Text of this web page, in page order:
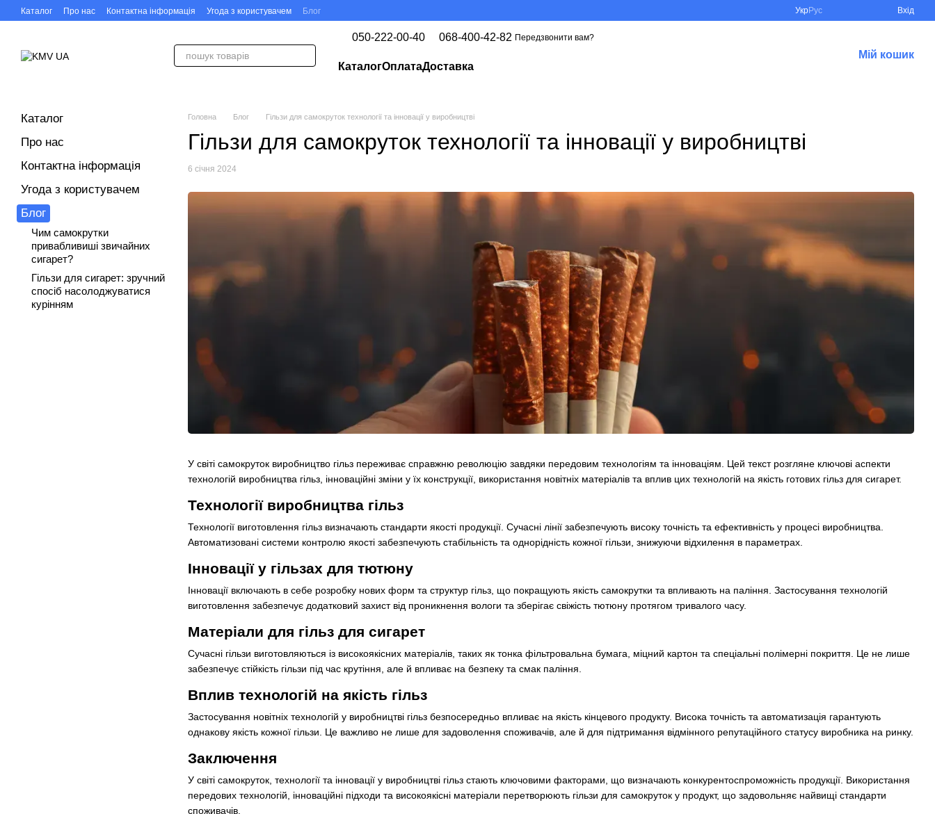
Перейти до основного контенту
Каталог Про нас Контактна інформація Угода з користувачем Блог УкрРус Вхід
050-222-00-40 068-400-42-82 Передзвонити вам?
КаталогОплатаДоставка
Мій кошик
Головна Блог Гільзи для самокруток технології та інновації у виробництві
Гільзи для самокруток технології та інновації у виробництві
6 січня 2024
У світі самокруток виробництво гільз переживає справжню революцію завдяки передовим технологіям та інноваціям. Цей текст розгляне ключові аспекти
технологій виробництва гільз, інноваційні зміни у їх конструкції, використання новітніх матеріалів та вплив цих технологій на якість готових гільз для сигарет.
Технології виробництва гільз
Технології виготовлення гільз визначають стандарти якості продукції. Сучасні лінії забезпечують високу точність та ефективність у процесі виробництва.
Автоматизовані системи контролю якості забезпечують стабільність та однорідність кожної гільзи, знижуючи відхилення в параметрах.
Інновації у гільзах для тютюну
Інновації включають в себе розробку нових форм та структур гільз, що покращують якість самокрутки та впливають на паління. Застосування технологій
виготовлення забезпечує додатковий захист від проникнення вологи та зберігає свіжість тютюну протягом тривалого часу.
Матеріали для гільз для сигарет
Сучасні гільзи виготовляються із високоякісних матеріалів, таких як тонка фільтровальна бумага, міцний картон та спеціальні полімерні покриття. Це не лише
забезпечує стійкість гільзи під час крутіння, але й впливає на безпеку та смак паління.
Вплив технологій на якість гільз
Застосування новітніх технологій у виробництві гільз безпосередньо впливає на якість кінцевого продукту. Висока точність та автоматизація гарантують
однакову якість кожної гільзи. Це важливо не лише для задоволення споживачів, але й для підтримання відмінного репутаційного статусу виробника на ринку.
Заключення
У світі самокруток, технології та інновації у виробництві гільз стають ключовими факторами, що визначають конкурентоспроможність продукції. Використання
передових технологій, інноваційні підходи та високоякісні матеріали перетворюють гільзи для самокруток у продукт, що задовольняє найвищі стандарти
споживачів.
Каталог
Про нас
Контактна інформація
Угода з користувачем
Блог
Чим самокрутки
привабливиші звичайних
сигарет?
Гільзи для сигарет: зручний
спосіб насолоджуватися
курінням